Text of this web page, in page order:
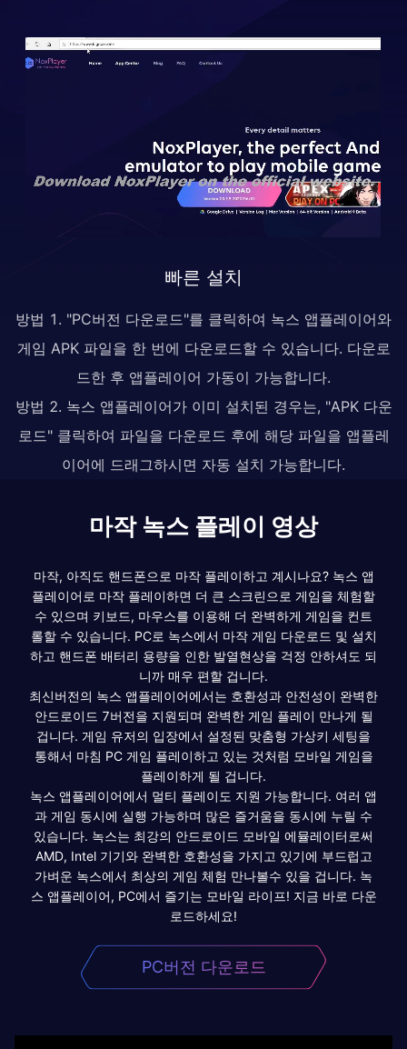
빠른 설치
방법 1. "PC버전 다운로드"를 클릭하여 녹스 앱플레이어와
게임 APK 파일을 한 번에 다운로드할 수 있습니다. 다운로
드한 후 앱플레이어 가동이 가능합니다.
방법 2. 녹스 앱플레이어가 이미 설치된 경우는, "APK 다운
로드" 클릭하여 파일을 다운로드 후에 해당 파일을 앱플레
이어에 드래그하시면 자동 설치 가능합니다.
마작 녹스 플레이 영상
마작, 아직도 핸드폰으로 마작 플레이하고 계시나요? 녹스 앱
플레이어로 마작 플레이하면 더 큰 스크린으로 게임을 체험할
수 있으며 키보드, 마우스를 이용해 더 완벽하게 게임을 컨트
롤할 수 있습니다. PC로 녹스에서 마작 게임 다운로드 및 설치
하고 핸드폰 배터리 용량을 인한 발열현상을 걱정 안하셔도 되
니까 매우 편할 겁니다.
최신버전의 녹스 앱플레이어에서는 호환성과 안전성이 완벽한
안드로이드 7버전을 지원되며 완벽한 게임 플레이 만나게 될
겁니다. 게임 유저의 입장에서 설정된 맞춤형 가상키 세팅을
통해서 마침 PC 게임 플레이하고 있는 것처럼 모바일 게임을
플레이하게 될 겁니다.
녹스 앱플레이어에서 멀티 플레이도 지원 가능합니다. 여러 앱
과 게임 동시에 실행 가능하며 많은 즐거움을 동시에 누릴 수
있습니다. 녹스는 최강의 안드로이드 모바일 에뮬레이터로써
AMD, Intel 기기와 완벽한 호환성을 가지고 있기에 부드럽고
가벼운 녹스에서 최상의 게임 체험 만나볼수 있을 겁니다. 녹
스 앱플레이어, PC에서 즐기는 모바일 라이프! 지금 바로 다운
로드하세요!
PC버전 다운로드